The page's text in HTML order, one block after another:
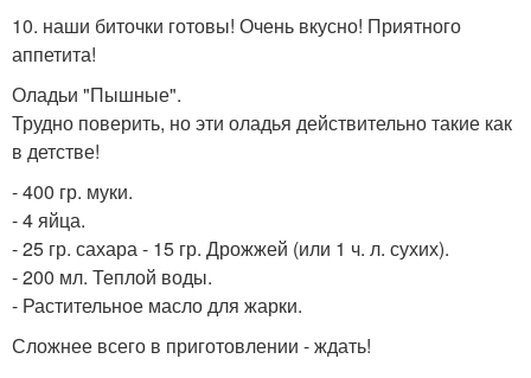
10. наши биточки готовы! Очень вкусно! Приятного
аппетита!
Оладьи "Пышные".
Трудно поверить, но эти оладья действительно такие как
в детстве!
- 400 гр. муки.
- 4 яйца.
- 25 гр. сахара - 15 гр. Дрожжей (или 1 ч. л. сухих).
- 200 мл. Теплой воды.
- Растительное масло для жарки.
Сложнее всего в приготовлении - ждать!